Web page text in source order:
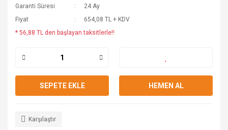
Garanti Süresi
24 Ay
Fiyat
654,08 TL + KDV
* 56,88 TL den başlayan taksitlerle!!
SEPETE EKLE HEMEN AL
Karşılaştır